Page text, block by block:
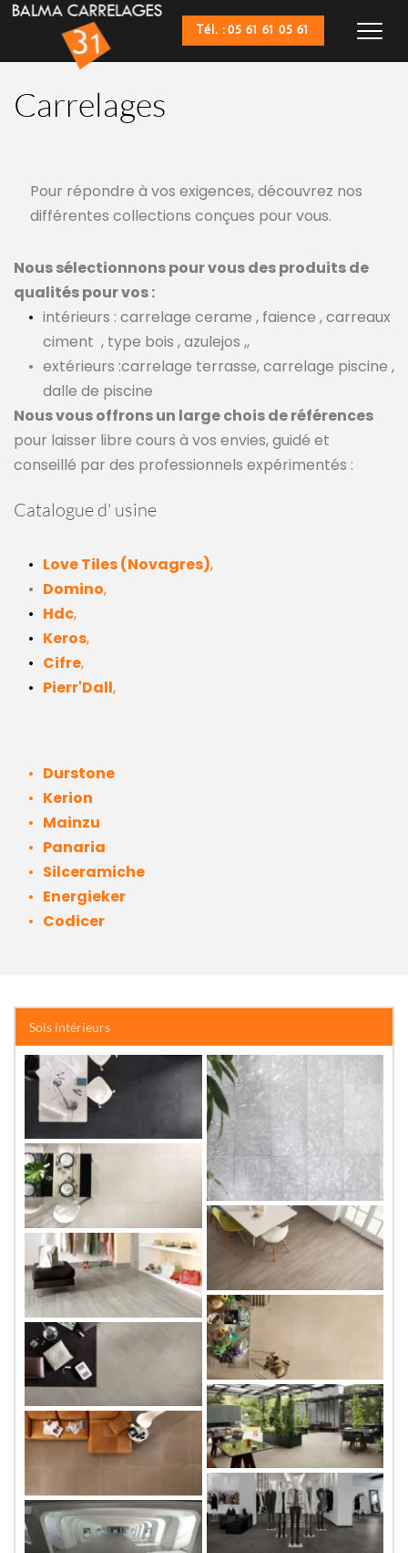
Tél. : 05 61 61 05 61
Carrelages
Pour répondre à vos exigences, découvrez nos
différentes collections conçues pour vous.
Nous sélectionnons pour vous des produits de
qualités pour vos :
intérieurs : carrelage cerame , faience , carreaux
ciment , type bois , azulejos ,,
extérieurs :carrelage terrasse, carrelage piscine ,
dalle de piscine
Nous vous offrons un large chois de références
pour laisser libre cours à vos envies, guidé et
conseillé par des professionnels expérimentés :
Catalogue d' usine
Love Tiles (Novagres),
Domino,
Hdc,
Keros,
Cifre,
Pierr'Dall,
Durstone
Kerion
Mainzu
Panaria
Silceramiche
Energieker
Codicer
Sols intérieurs